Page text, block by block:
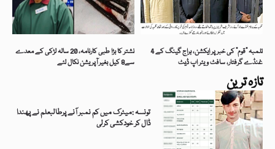
تازہ ترین
تونسہ :میٹرک میں کم نمبر آنے پرطالبعلم نے پھندا
ڈال کر خودکشی کرلی
نشتر کا بڑا طبی کارنامہ، 20 سالہ لڑکی کے معدے
سے8 کیل بغیر آپریشن نکال لئے
تلمبہ “قوم” کی خبر پر ایکشن، ہراج گینگ کے 4
غنڈے گرفتار، سافٹ ویئر اپ ڈیٹ